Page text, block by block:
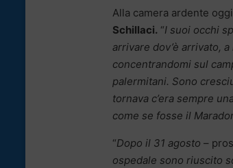
Alla camera ardente
Schillaci. “I suoi occhi
arrivare dov’è arrivato,
concentrandomi sul
palermitani. Sono
tornava c’era sempre
come se fosse il
“Dopo il 31 agosto –
ospedale sono riuscito